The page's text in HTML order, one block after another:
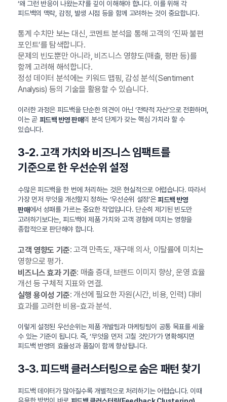
‘왜 그런 반응이 나왔는지’를 깊이 이해해야 합니다. 이를 위해 각
피드백의 맥락, 감정, 발생 시점 등을 함께 고려하는 것이 중요합니다.
통계 수치만 보는 대신, 코멘트 분석을 통해 고객의 ‘진짜 불편
포인트’를 탐색합니다.
문제의 빈도뿐만 아니라, 비즈니스 영향도(매출, 평판 등)를
함께 고려해 해석합니다.
정성 데이터 분석에는 키워드 맵핑, 감성 분석(Sentiment
Analysis) 등의 기술을 활용할 수 있습니다.
이러한 과정은 피드백을 단순한 의견이 아닌 ‘전략적 자산’으로 전환하며,
이는 곧 피드백 반영 판매의 분석 단계가 갖는 핵심 가치라 할 수
있습니다.
3-2. 고객 가치와 비즈니스 임팩트를
기준으로 한 우선순위 설정
수많은 피드백을 한 번에 처리하는 것은 현실적으로 어렵습니다. 따라서
가장 먼저 무엇을 개선할지 정하는 ‘우선순위 설정’은피드백 반영
판매에서 성패를 가르는 중요한 작업입니다. 단순히 제기된 빈도만
고려하기보다는, 피드백이 제품 가치와 고객 경험에 미치는 영향을
종합적으로 판단해야 합니다.
고객 영향도 기준: 고객 만족도, 재구매 의사, 이탈률에 미치는
영향으로 평가.
비즈니스 효과 기준: 매출 증대, 브랜드 이미지 향상, 운영 효율
개선 등 구체적 지표와 연결.
실행 용이성 기준: 개선에 필요한 자원(시간, 비용, 인력) 대비
효과를 고려한 비용-효과 분석.
이렇게 설정된 우선순위는 제품 개발팀과 마케팅팀이 공통 목표를 세울
수 있는 기준이 됩니다. 즉, ‘무엇을 먼저 고칠 것인가’가 명확해지면
피드백 반영의 효율성과 품질이 함께 향상됩니다.
3-3. 피드백 클러스터링으로 숨은 패턴 찾기
피드백 데이터가 많아질수록 개별적으로 처리하기는 어렵습니다. 이때